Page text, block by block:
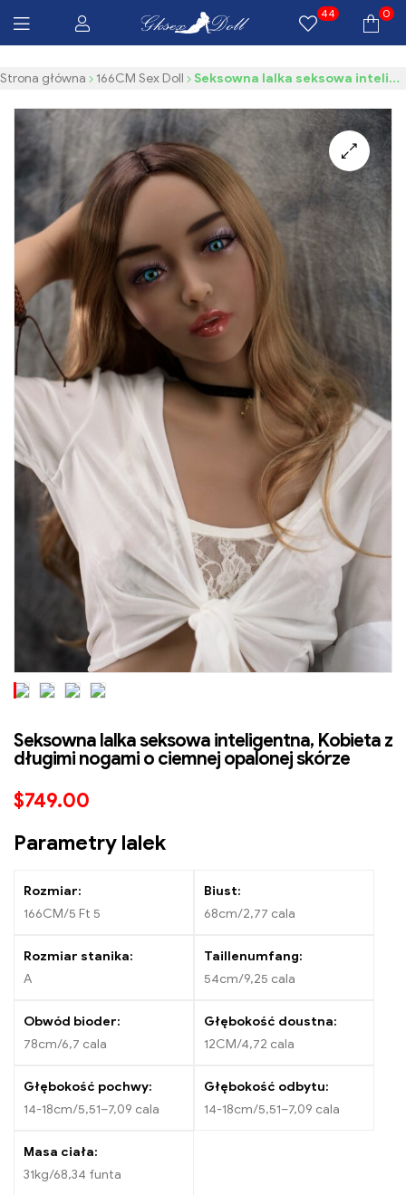
44 0
Bezpłatna dostawa $100 Wszystkie produkty
Strona główna 166CM Sex Doll Seksowna lalka seksowa inteligentna, Kobieta z długimi nogami o ciemnej opalonej skórze
Seksowna lalka seksowa inteligentna, Kobieta z
długimi nogami o ciemnej opalonej skórze
$749.00
Parametry lalek
Rozmiar:
166CM/5 Ft 5
Biust:
68cm/2,77 cala
Rozmiar stanika:
A
Taillenumfang:
54cm/9,25 cala
Obwód bioder:
78cm/6,7 cala
Głębokość doustna:
12CM/4,72 cala
Głębokość pochwy:
14-18cm/5,51–7,09 cala
Głębokość odbytu:
14-18cm/5,51–7,09 cala
Masa ciała:
31kg/68,34 funta